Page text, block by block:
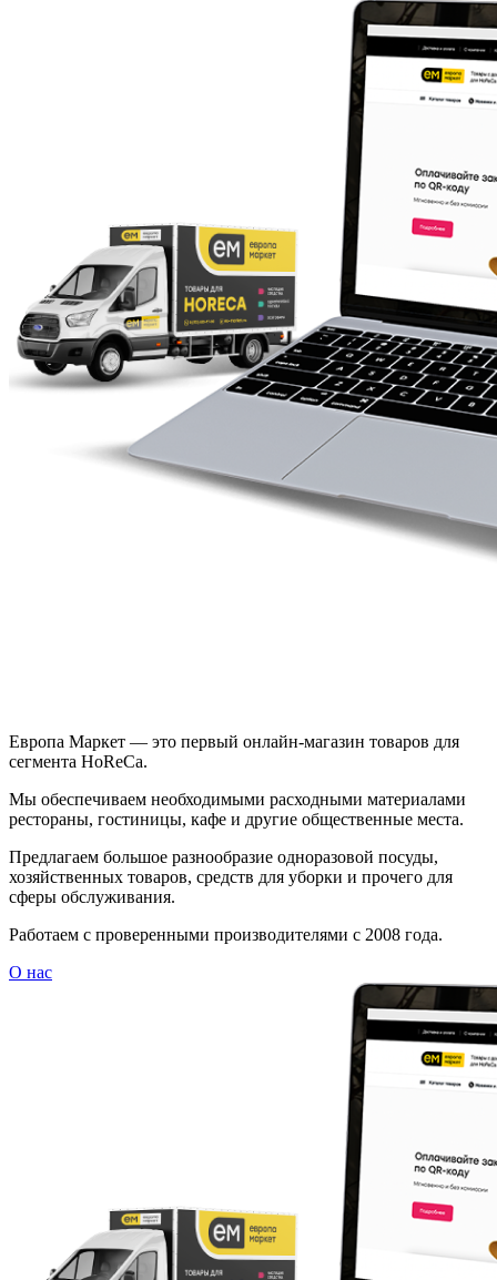
Европа Маркет — это первый онлайн-магазин товаров для
сегмента HoReCa.
Мы обеспечиваем необходимыми расходными материалами
рестораны, гостиницы, кафе и другие общественные места.
Предлагаем большое разнообразие одноразовой посуды,
хозяйственных товаров, средств для уборки и прочего для
сферы обслуживания.
Работаем с проверенными производителями с 2008 года.
О нас